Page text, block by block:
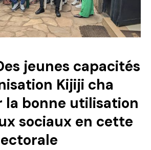
jeunes capacités
Kijiji cha
la bonne utilisation
sociaux en cette